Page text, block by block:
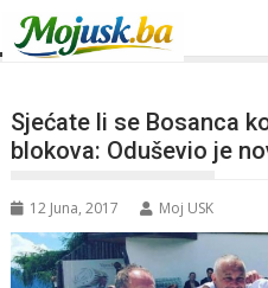
Sjećate li se Bosanca
blokova: Oduševio je
12 Juna, 2017 Moj USK